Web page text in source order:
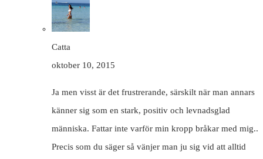
Catta
oktober 10, 2015
Ja men visst är det frustrerande, särskilt när man annars
känner sig som en stark, positiv och levnadsglad
människa. Fattar inte varför min kropp bråkar med mig..
Precis som du säger så vänjer man ju sig vid att alltid